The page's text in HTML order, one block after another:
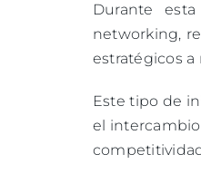
Durante
networking,
estratégicos a
Este tipo de
el